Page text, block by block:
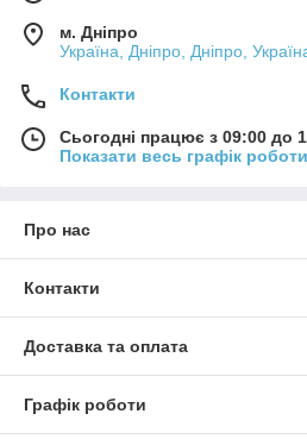
м. Дніпро
Україна, Дніпро, Дніпро,
Контакти
Сьогодні працює з 09:00 до
Показати весь графік роботи
Про нас
Контакти
Доставка та оплата
Графік роботи